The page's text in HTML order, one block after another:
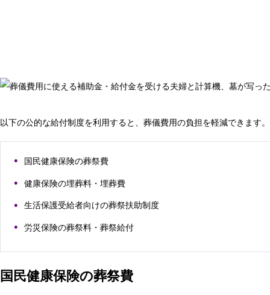
以下の公的な給付制度を利用すると、葬儀費用の負担を軽減できます。
国民健康保険の葬祭費
健康保険の埋葬料・埋葬費
生活保護受給者向けの葬祭扶助制度
労災保険の葬祭料・葬祭給付
国民健康保険の葬祭費